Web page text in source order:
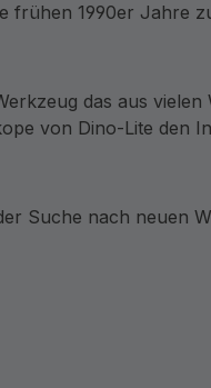
frühen 1990er Jahre
das aus
von Dino-Lite den
Suche nach neuen